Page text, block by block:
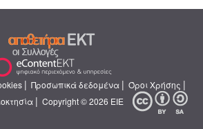
| Προσωπικά δεδομένα | Όροι Χρήσης |
| Copyright © 2026 ΕΙΕ